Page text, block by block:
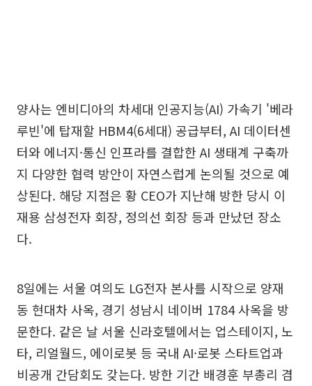
양사는 엔비디아의 차세대 인공지능(AI) 가속기 '베라
루빈'에 탑재할 HBM4(6세대) 공급부터, AI 데이터센
터와 에너지·통신 인프라를 결합한 AI 생태계 구축까
지 다양한 협력 방안이 자연스럽게 논의될 것으로 예
상된다. 해당 지점은 황 CEO가 지난해 방한 당시 이
재용 삼성전자 회장, 정의선 회장 등과 만났던 장소
다.
8일에는 서울 여의도 LG전자 본사를 시작으로 양재
동 현대차 사옥, 경기 성남시 네이버 1784 사옥을 방
문한다. 같은 날 서울 신라호텔에서는 업스테이지, 노
타, 리얼월드, 에이로봇 등 국내 AI·로봇 스타트업과
비공개 간담회도 갖는다. 방한 기간 배경훈 부총리 겸